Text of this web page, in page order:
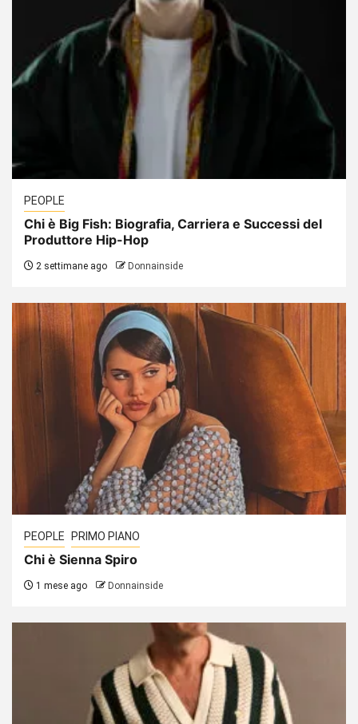
PEOPLE
Chi è Big Fish: Biografia, Carriera e Successi del
Produttore Hip-Hop
2 settimane ago Donnainside
PEOPLE PRIMO PIANO
Chi è Sienna Spiro
1 mese ago Donnainside